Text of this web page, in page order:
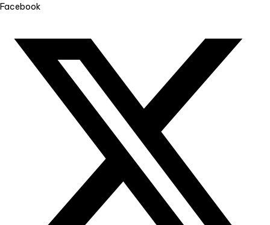
Facebook